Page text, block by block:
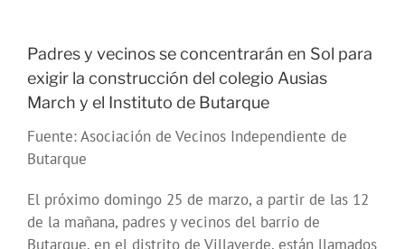
Padres y vecinos se concentrarán en Sol para
exigir la construcción del colegio Ausias
March y el Instituto de Butarque
Fuente: Asociación de Vecinos Independiente de
Butarque
El próximo domingo 25 de marzo, a partir de las 12
de la mañana, padres y vecinos del barrio de
Butarque, en el distrito de Villaverde, están llamados